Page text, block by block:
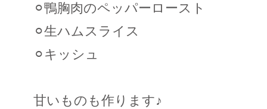
⚪︎鴨胸肉のペッパーロースト
⚪︎生ハムスライス
⚪︎キッシュ
甘いものも作ります♪